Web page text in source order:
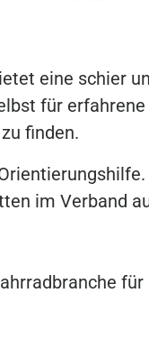
eine schier
für
finden.
im Verband